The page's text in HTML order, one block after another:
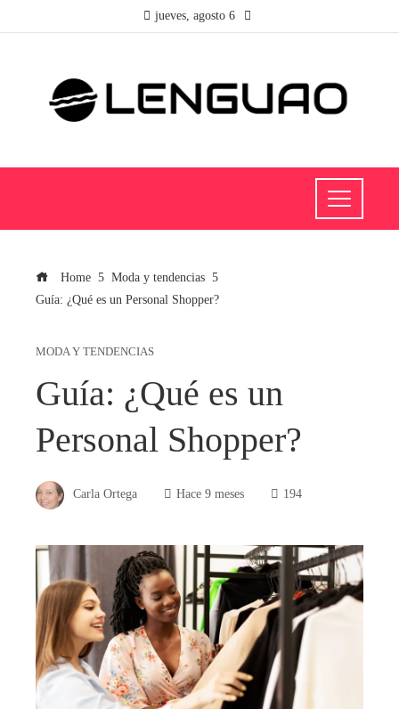
jueves, agosto 6
Home
Moda y tendencias
Guía: ¿Qué es un Personal Shopper?
MODA Y TENDENCIAS
Guía: ¿Qué es un
Personal Shopper?
Carla Ortega Hace 9 meses 194